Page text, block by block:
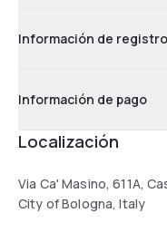
Información de registro
Información de pago
Localización
Via Ca' Masino, 611A,
City of Bologna, Italy